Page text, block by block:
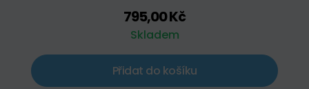
795,00 Kč
Skladem
Přidat do košíku